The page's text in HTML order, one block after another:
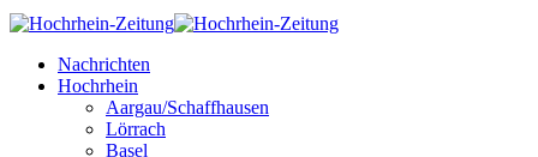
Nachrichten
Hochrhein
Aargau/Schaffhausen
Lörrach
Basel